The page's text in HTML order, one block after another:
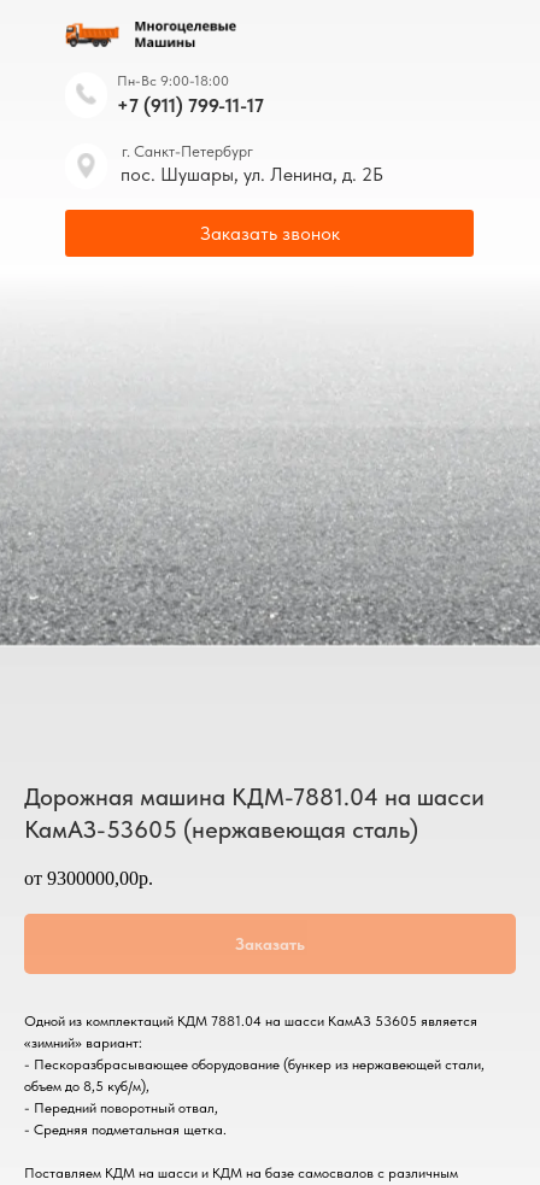
+7 (911) 799-11-17
Пн-Вс 9:00-18:00
Заказать звонок
пос. Шушары, ул. Ленина, д. 2Б
г. Санкт-Петербург
Дорожная машина КДМ-7881.04 на шасси
КамАЗ-53605 (нержавеющая сталь)
от 9300000,00р.
Заказать
Одной из комплектаций КДМ 7881.04 на шасси КамАЗ 53605 является
«зимний» вариант:
- Пескоразбрасывающее оборудование (бункер из нержавеющей стали,
объем до 8,5 куб/м),
- Передний поворотный отвал,
- Средняя подметальная щетка.
Поставляем КДМ на шасси и КДМ на базе самосвалов с различным